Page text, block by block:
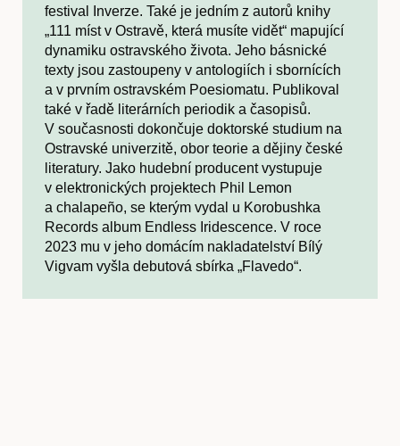
festival Inverze. Také je jedním z autorů knihy
„111 míst v Ostravě, která musíte vidět“ mapující
dynamiku ostravského života. Jeho básnické
texty jsou zastoupeny v antologiích i sbornících
a v prvním ostravském Poesiomatu. Publikoval
také v řadě literárních periodik a časopisů.
V současnosti dokončuje doktorské studium na
Ostravské univerzitě, obor teorie a dějiny české
literatury. Jako hudební producent vystupuje
v elektronických projektech Phil Lemon
a chalapeño, se kterým vydal u Korobushka
Records album Endless Iridescence. V roce
2023 mu v jeho domácím nakladatelství Bílý
Vigvam vyšla debutová sbírka „Flavedo“.